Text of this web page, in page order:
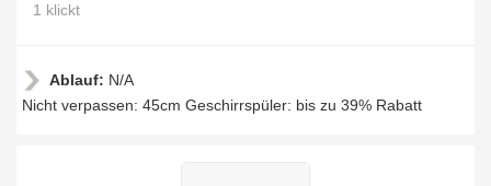
1 klickt
Ablauf: N/A
Nicht verpassen: 45cm Geschirrspüler: bis zu 39% Rabatt